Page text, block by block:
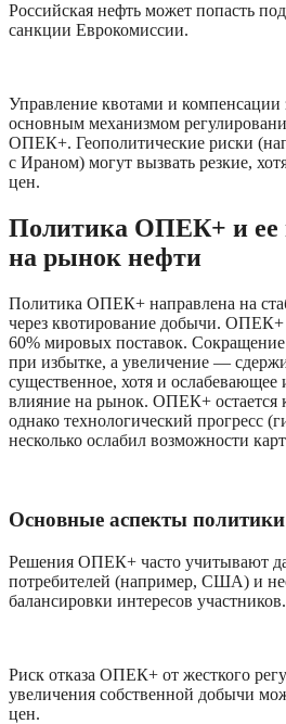
Российская нефть может попасть
санкции Еврокомиссии.
Управление квотами и компенсации
основным механизмом
ОПЕК+. Геополитические риски
с Ираном) могут вызвать резкие,
цен.
Политика ОПЕК+ и ее
на рынок нефти
Политика ОПЕК+ направлена на
через квотирование добычи. ОПЕК+
60% мировых поставок.
при избытке, а увеличение —
существенное, хотя и ослабевающее
влияние на рынок. ОПЕК+ остается
однако технологический прогресс
несколько ослабил возможности
Основные аспекты
Решения ОПЕК+ часто учитывают
потребителей (например, США) и
балансировки интересов участников.
Риск отказа ОПЕК+ от жесткого
увеличения собственной добычи
цен.